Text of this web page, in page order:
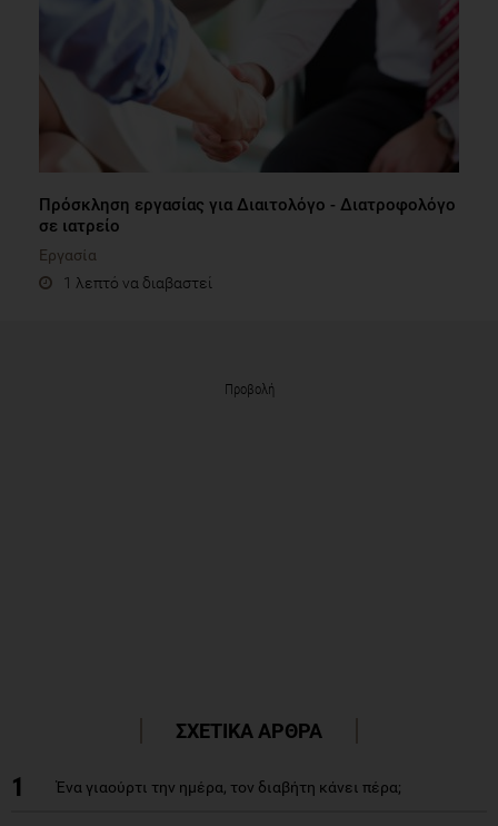
Πρόσκληση εργασίας για Διαιτολόγο - Διατροφολόγο
σε ιατρείο
Εργασία
1 λεπτό να διαβαστεί
Προβολή
ΣΧΕΤΙΚΑ ΑΡΘΡΑ
1 Ένα γιαούρτι την ημέρα, τον διαβήτη κάνει πέρα;